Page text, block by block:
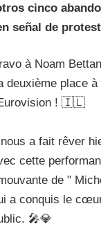
cinco
señal de
à Noam
deuxième place à
! 🇮🇱
nous a fait rêver
cette
de "
a conquis le
🎤💎